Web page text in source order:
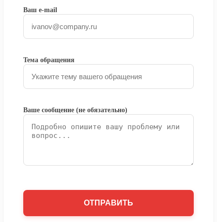
Ваш e-mail
Тема обращения
Ваше сообщение (не обязательно)